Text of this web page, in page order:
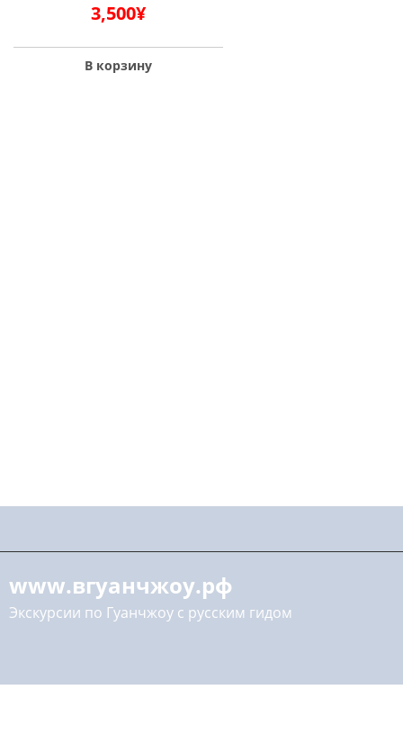
3,500¥
В корзину
www.вгуанчжоу.рф
Экскурсии по Гуанчжоу с русским гидом